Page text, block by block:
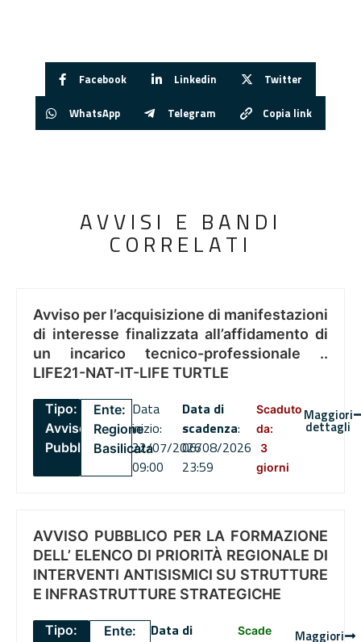
Facebook Linkedin Twitter
WhatsApp Telegram Copia link
AVVISI E BANDI
CORRELATI
Avviso per l’acquisizione di manifestazioni
di interesse finalizzata all’affidamento di
un incarico tecnico-professionale ..
LIFE21-NAT-IT-LIFE TURTLE
Tipo:
Avviso
Pubblico
Ente:
Regione
Basilicata
Data
inizio:
22/07/2026
09:00
Data di
scadenza:
06/08/2026
23:59
Scaduto
da:
3
giorni
Maggiori
dettagli
AVVISO PUBBLICO PER LA FORMAZIONE
DELL’ ELENCO DI PRIORITÀ REGIONALE DI
INTERVENTI ANTISISMICI SU STRUTTURE
E INFRASTRUTTURE STRATEGICHE
Tipo:
Ente:
Data di
Scade Maggiori